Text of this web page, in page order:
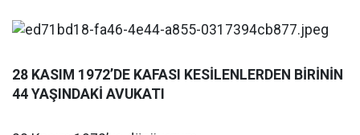
28 KASIM 1972’DE KAFASI KESİLENLERDEN BİRİNİN
44 YAŞINDAKİ AVUKATI